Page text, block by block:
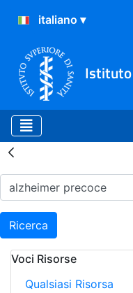
Istituto
Risultati
Ricerca
Voci Risorse
Qualsiasi Risorsa